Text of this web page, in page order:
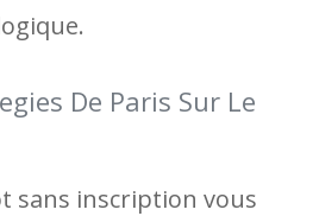
De Paris Sur Le
sans inscription vous